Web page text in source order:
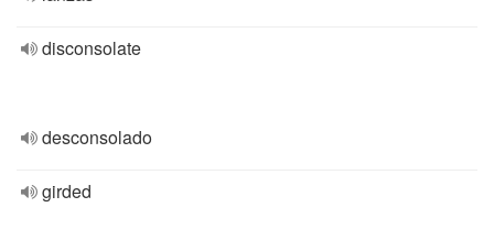
disconsolate
desconsolado
girded